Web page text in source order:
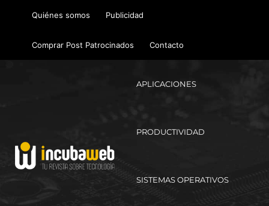
Quiénes somos Publicidad
Comprar Post Patrocinados Contacto
APLICACIONES
PRODUCTIVIDAD
SISTEMAS OPERATIVOS